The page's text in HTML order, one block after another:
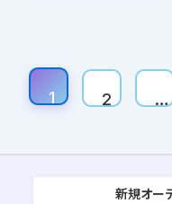
1 2 …
新規オー